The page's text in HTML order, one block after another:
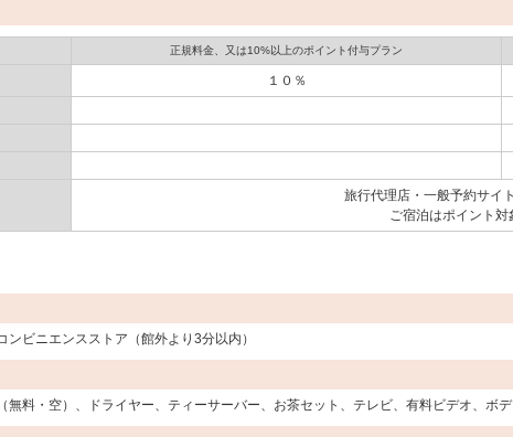
正規料金、又は10%以上のポイント付与プラン
１０％
旅行代理店・一般予約サイ
ご宿泊はポイント対
ビニエンスストア（館外より3分以内）
料・空）、ドライヤー、ティーサーバー、お茶セット、テレビ、有料ビデオ、ボ